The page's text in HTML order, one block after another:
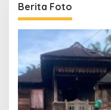
Berita Foto